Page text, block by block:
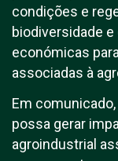
condições e
biodiversidade
económicas
associadas à
Em
possa gerar
agroindustrial